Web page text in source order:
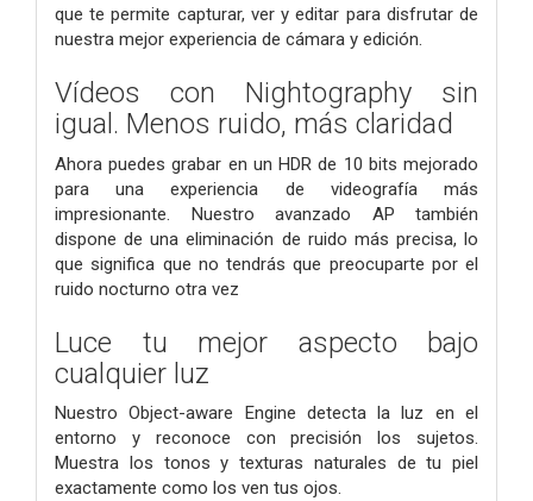
que te permite capturar, ver y editar para disfrutar de
nuestra mejor experiencia de cámara y edición.
Vídeos con Nightography sin
igual. Menos ruido, más claridad
Ahora puedes grabar en un HDR de 10 bits mejorado
para una experiencia de videografía más
impresionante. Nuestro avanzado AP también
dispone de una eliminación de ruido más precisa, lo
que significa que no tendrás que preocuparte por el
ruido nocturno otra vez
Luce tu mejor aspecto bajo
cualquier luz
Nuestro Object-aware Engine detecta la luz en el
entorno y reconoce con precisión los sujetos.
Muestra los tonos y texturas naturales de tu piel
exactamente como los ven tus ojos.